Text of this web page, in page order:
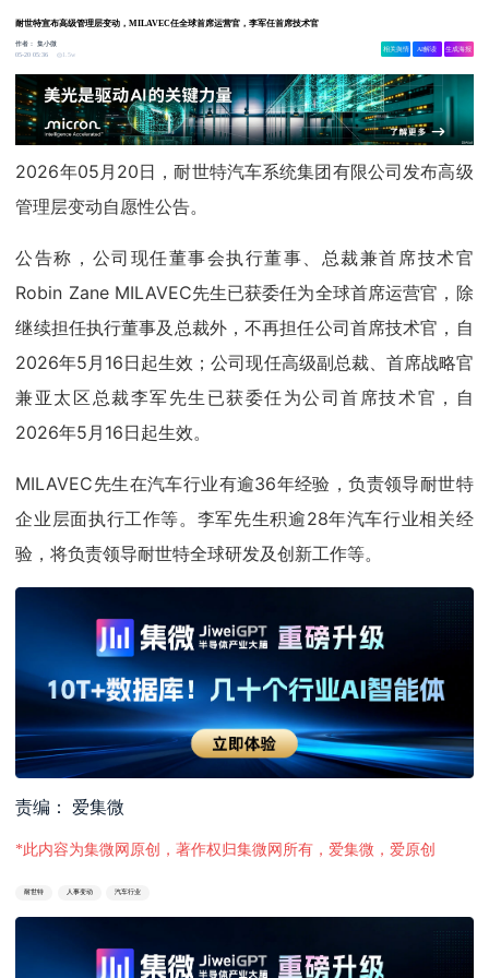
耐世特宣布高级管理层变动，MILAVEC任全球首席运营官，李军任首席技术官
作者：集小微
05-20 05:36
1.5w
相关舆情 AI解读 生成海报
2026年05月20日，耐世特汽车系统集团有限公司发布高级
管理层变动自愿性公告。
公告称，公司现任董事会执行董事、总裁兼首席技术官
Robin Zane MILAVEC先生已获委任为全球首席运营官，除
继续担任执行董事及总裁外，不再担任公司首席技术官，自
2026年5月16日起生效；公司现任高级副总裁、首席战略官
兼亚太区总裁李军先生已获委任为公司首席技术官，自
2026年5月16日起生效。
MILAVEC先生在汽车行业有逾36年经验，负责领导耐世特
企业层面执行工作等。李军先生积逾28年汽车行业相关经
验，将负责领导耐世特全球研发及创新工作等。
责编： 爱集微
*此内容为集微网原创，著作权归集微网所有，爱集微，爱原创
耐世特 人事变动 汽车行业